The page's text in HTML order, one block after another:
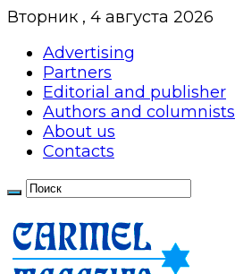
Вторник , 4 августа 2026
Advertising
Partners
Editorial and publisher
Authors and columnists
About us
Contacts